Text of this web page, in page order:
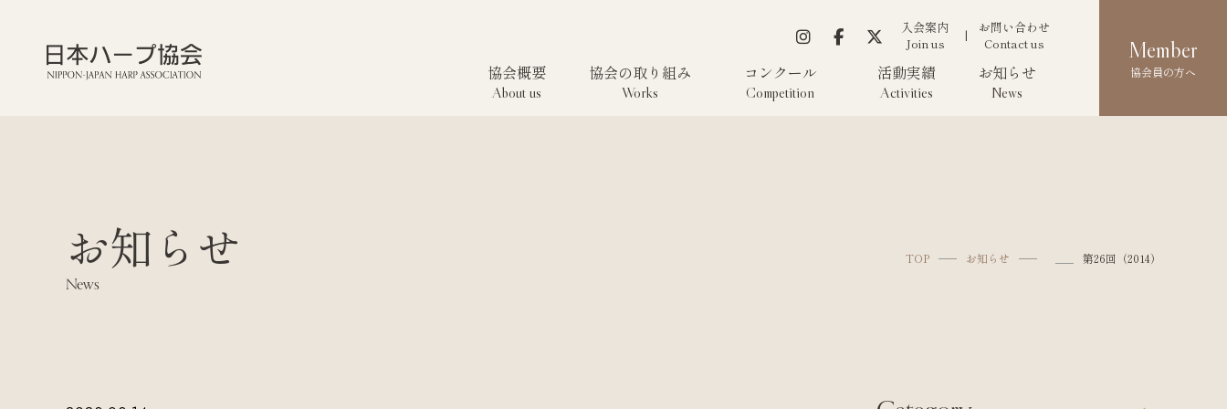
入会案内
Join us
お問い合わせ
Contact us
協会概要
About us
協会の取り組み
Works
コンクール
Competition
活動実績
Activities
お知らせ
News
Member
協会員の方へ
お知らせ
News
TOP お知らせ 第26回（2014）